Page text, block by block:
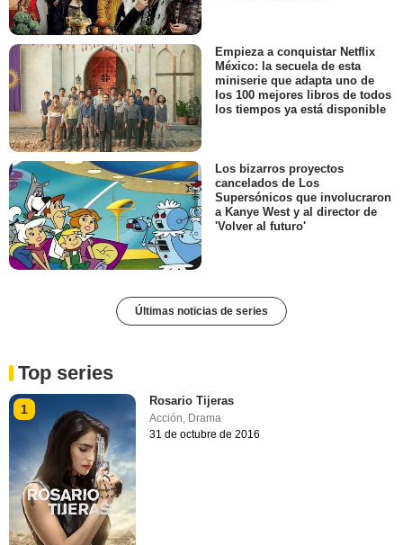
Empieza a conquistar Netflix
México: la secuela de esta
miniserie que adapta uno de
los 100 mejores libros de todos
los tiempos ya está disponible
Los bizarros proyectos
cancelados de Los
Supersónicos que involucraron
a Kanye West y al director de
'Volver al futuro'
Últimas noticias de series
Top series
1
Rosario Tijeras
Acción Drama
31 de octubre de 2016